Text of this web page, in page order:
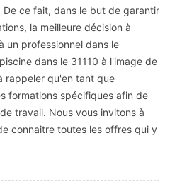
De ce fait, dans le but de garantir
la meilleure décision à
un professionnel dans le
dans le 31110 à l'image de
rappeler qu'en tant que
formations spécifiques afin de
travail. Nous vous invitons à
connaitre toutes les offres qui y